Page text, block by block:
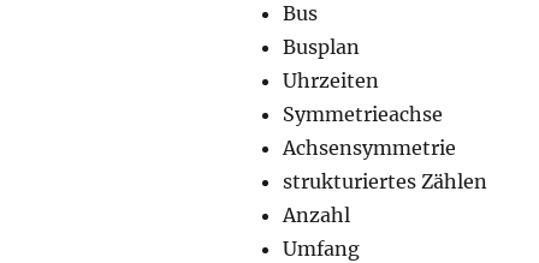
Bus
Busplan
Uhrzeiten
Symmetrieachse
Achsensymmetrie
strukturiertes Zählen
Anzahl
Umfang